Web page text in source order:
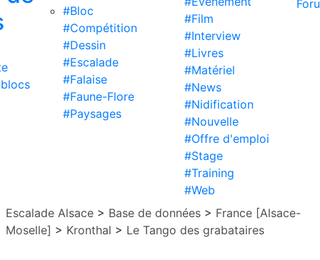
#Bloc
#Compétition
#Dessin
#Escalade
#Falaise
#Faune-Flore
#Paysages
#Film
#Interview
#Livres
#Matériel
#News
#Nidification
#Nouvelle
#Offre d'emploi
#Stage
#Training
#Web
Escalade Alsace > Base de données > France [Alsace-
Moselle] > Kronthal > Le Tango des grabataires